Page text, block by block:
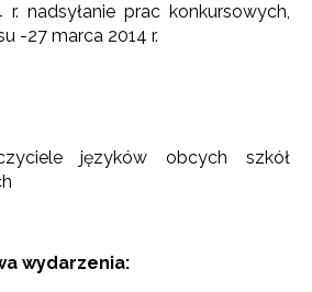
nadsyłanie prac konkursowych,
-27 marca 2014 r.
języków obcych szkół
wydarzenia: